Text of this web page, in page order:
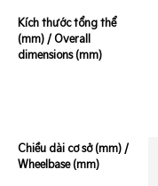
Kích thước tổng thể
(mm) / Overall
dimensions (mm)
Chiều dài cơ sở (mm) /
Wheelbase (mm)